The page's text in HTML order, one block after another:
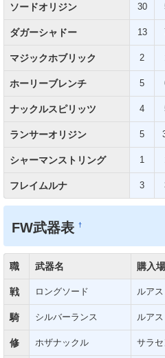
ソードオリジン 30
ダガーシャドー 13
マジックホブリック 2
ホーリーブレンチ 5
ナックルスピリッツ 4
ランサーオリジン 5
シャーマンストリング 1
フレイムルナ 3
FW武器表†
職 武器名 購入
戦 ロングソード ルア
騎 シルバーランス ルア
修 ホザナックル サラセ